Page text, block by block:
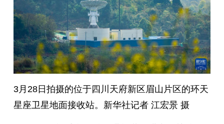
3月28日拍摄的位于四川天府新区眉山片区的环天
星座卫星地面接收站。新华社记者 江宏景 摄